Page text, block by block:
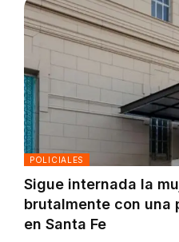
POLICIALES
Sigue internada la
brutalmente con una
en Santa Fe